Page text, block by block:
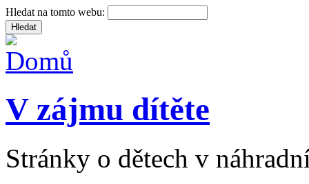
Hledat na tomto webu:
V zájmu dítěte
Stránky o dětech v